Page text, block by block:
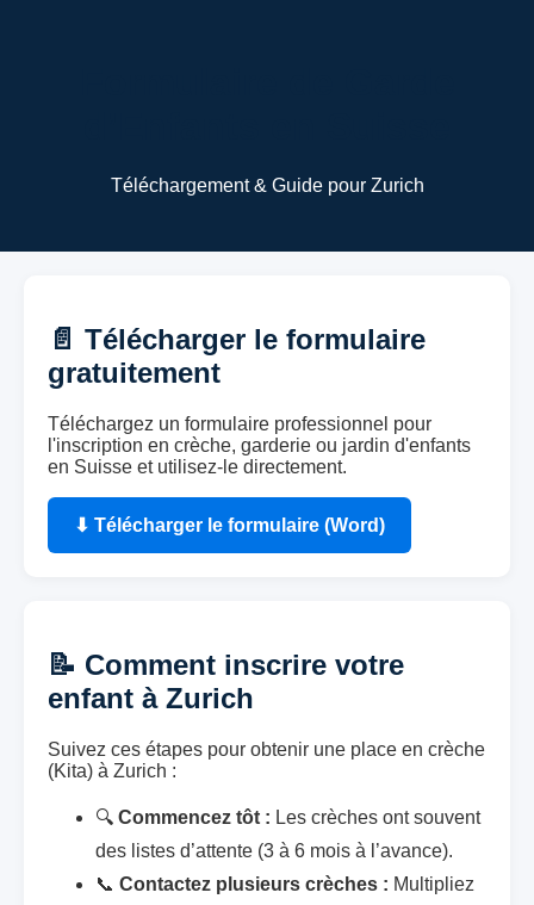
Téléchargement & Guide pour Zurich
📄 Télécharger le formulaire
gratuitement
Téléchargez un formulaire professionnel pour
l'inscription en crèche, garderie ou jardin d'enfants
en Suisse et utilisez-le directement.
⬇ Télécharger le formulaire (Word)
📝 Comment inscrire votre
enfant à Zurich
Suivez ces étapes pour obtenir une place en crèche
(Kita) à Zurich :
🔍 Commencez tôt : Les crèches ont souvent
des listes d’attente (3 à 6 mois à l’avance).
📞 Contactez plusieurs crèches : Multipliez